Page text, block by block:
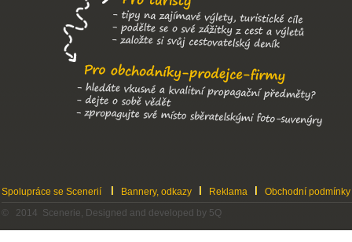
Spolupráce se Scenerií Bannery, odkazy Reklama
Obchodní podmínky
© 2014 Scenerie, Designed and developed by 5Q